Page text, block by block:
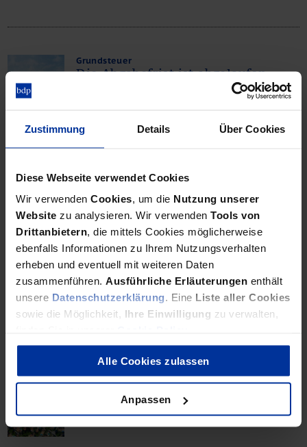
Zustimmung Details Über Cookies
Diese Webseite verwendet Cookies
Wir verwenden Cookies, um die Nutzung unserer
Website zu analysieren. Wir verwenden Tools von
Drittanbietern, die mittels Cookies möglicherweise
ebenfalls Informationen zu Ihrem Nutzungsverhalten
erheben und eventuell mit weiteren Daten
zusammenführen. Ausführliche Erläuterungen enthält
unsere Datenschutzerklärung. Eine Liste aller Cookies
sowie die Möglichkeit, Ihre Einwilligung zu verwalten,
Alle Cookies zulassen
Anpassen
Grundsteuer
Die Abgabefrist ist abgelaufen.
Zum Stichtag fehlten noch rund ein Viertel der
Grundsteuer
Wert zu hoch angesetzt?
Die neue Grundsteuer könnte ab 2025 für viele Besitzer von
Wohnungen und Häusern teuer werden. Jetzt sorgte der
Bundesfinanzhof für einen Hoffnungsschimmer.
Post vom Finanzamt
Erhöhung der Grundsteuer